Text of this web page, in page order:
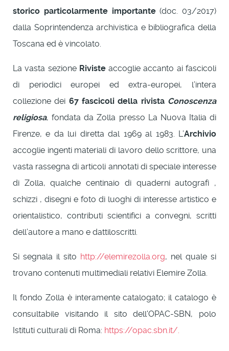
storico particolarmente importante(doc. 03/2017)
dalla Soprintendenza archivistica e bibliografica della
Toscana ed è vincolato.
La vasta sezione Rivisteaccoglie accanto ai fascicoli
di periodici europei ed extra-europei, l’intera
collezione dei 67 fascicoli della rivista Conoscenza
religiosa, fondata da Zolla presso La Nuova Italia di
Firenze, e da lui diretta dal 1969 al 1983. L’Archivio
accoglie ingenti materiali di lavoro dello scrittore, una
vasta rassegna di articoli annotati di speciale interesse
di Zolla, qualche centinaio di quaderni autografi ,
schizzi , disegni e foto di luoghi di interesse artistico e
orientalistico, contributi scientifici a convegni, scritti
dell’autore a mano e dattiloscritti.
Si segnala il sito http://elemirezolla.org, nel quale si
trovano contenuti multimediali relativi Elemire Zolla.
Il fondo Zolla è interamente catalogato; il catalogo è
consultabile visitando il sito dell'OPAC-SBN, polo
Istituti culturali di Roma: https://opac.sbn.it/.